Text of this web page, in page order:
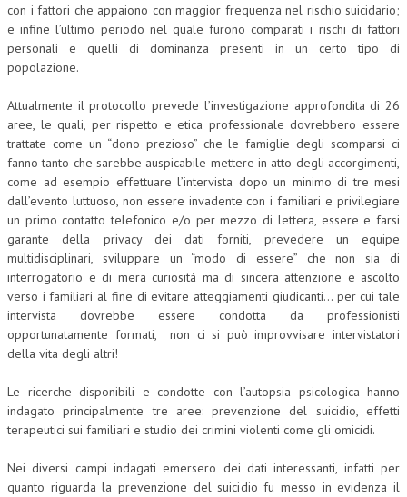
L’UMANISTA
DIRITTO
DIRITTO DEL LAVORO
DIRITTO DEL WEB
DIRITTO DELLE IMPRESE IN CRISI
CRIMINOLOGIA E CRIMINALISTICA
SICUREZZA SUL LAVORO
FISCO
DIRITTO TRIBUTARIO
CRIMINOLOGIA TRIBUTARIA
TRANSFER PRICING
con i fattori che appaiono con maggior frequenza nel rischio suicidario;
e infine l’ultimo periodo nel quale furono comparati i rischi di fattori
personali e quelli di dominanza presenti in un certo tipo di
popolazione.
Attualmente il protocollo prevede l’investigazione approfondita di 26
aree, le quali, per rispetto e etica professionale dovrebbero essere
trattate come un “dono prezioso” che le famiglie degli scomparsi ci
fanno tanto che sarebbe auspicabile mettere in atto degli accorgimenti,
come ad esempio effettuare l’intervista dopo un minimo di tre mesi
dall’evento luttuoso, non essere invadente con i familiari e privilegiare
un primo contatto telefonico e/o per mezzo di lettera, essere e farsi
garante della privacy dei dati forniti, prevedere un equipe
multidisciplinari, sviluppare un “modo di essere” che non sia di
interrogatorio e di mera curiosità ma di sincera attenzione e ascolto
verso i familiari al fine di evitare atteggiamenti giudicanti… per cui tale
intervista dovrebbe essere condotta da professionisti
opportunatamente formati, non ci si può improvvisare intervistatori
della vita degli altri!
Le ricerche disponibili e condotte con l’autopsia psicologica hanno
indagato principalmente tre aree: prevenzione del suicidio, effetti
terapeutici sui familiari e studio dei crimini violenti come gli omicidi.
Nei diversi campi indagati emersero dei dati interessanti, infatti per
quanto riguarda la prevenzione del suicidio fu messo in evidenza il